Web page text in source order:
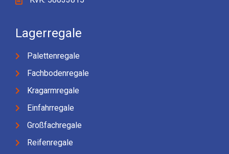
Lagerregale
Palettenregale
Fachbodenregale
Kragarmregale
Einfahrregale
Großfachregale
Reifenregale